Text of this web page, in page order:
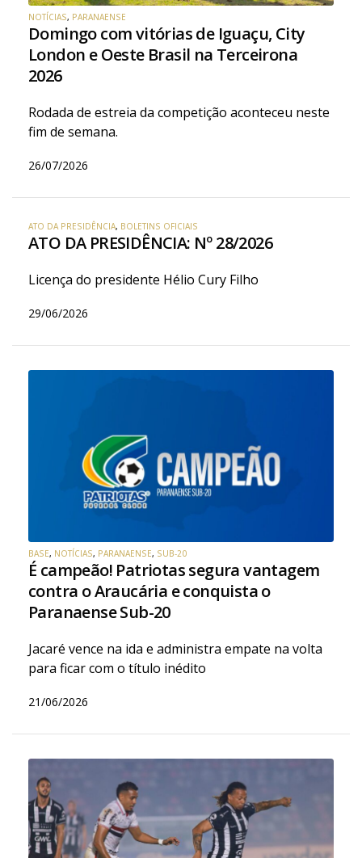
NOTÍCIAS, PARANAENSE
Domingo com vitórias de Iguaçu, City
London e Oeste Brasil na Terceirona
2026
Rodada de estreia da competição aconteceu neste
fim de semana.
26/07/2026
ATO DA PRESIDÊNCIA, BOLETINS OFICIAIS
ATO DA PRESIDÊNCIA: Nº 28/2026
Licença do presidente Hélio Cury Filho
29/06/2026
BASE, NOTÍCIAS, PARANAENSE, SUB-20
É campeão! Patriotas segura vantagem
contra o Araucária e conquista o
Paranaense Sub-20
Jacaré vence na ida e administra empate na volta
para ficar com o título inédito
21/06/2026